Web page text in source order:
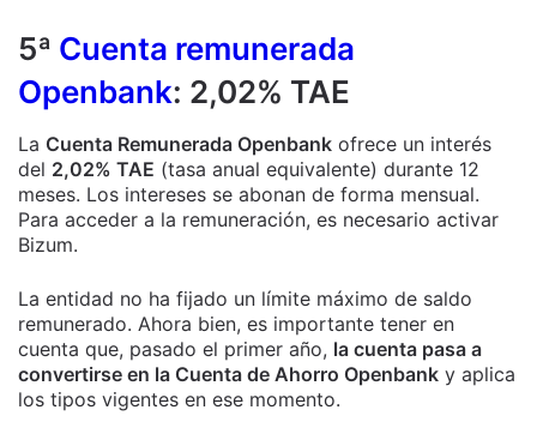
5ª Cuenta remunerada
Openbank: 2,02% TAE
La Cuenta Remunerada Openbank ofrece un interés
del 2,02% TAE (tasa anual equivalente) durante 12
meses. Los intereses se abonan de forma mensual.
Para acceder a la remuneración, es necesario activar
Bizum.
La entidad no ha fijado un límite máximo de saldo
remunerado. Ahora bien, es importante tener en
cuenta que, pasado el primer año, la cuenta pasa a
convertirse en la Cuenta de Ahorro Openbank y aplica
los tipos vigentes en ese momento.